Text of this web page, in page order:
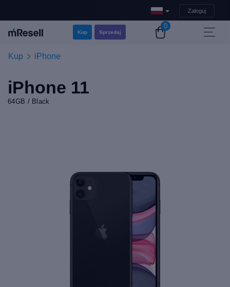
Zaloguj
Kup Sprzedaj
0
Kup iPhone
iPhone 11
64GB / Black